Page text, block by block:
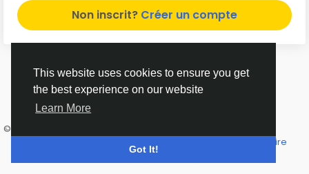
This website uses cookies to ensure you get
the best experience on our website
Learn More
Got It!
Non inscrit? Créer un compte
Annuaire